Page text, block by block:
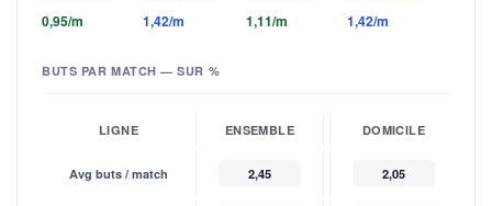
0,95/m
1,42/m
1,11/m
1,42/m
BUTS PAR MATCH — SUR %
LIGNE ENSEMBLE DOMICILE
Avg buts / match 2,45 2,05